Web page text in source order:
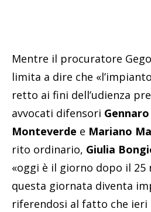
Mentre il procuratore
limita a dire che
retto ai fini dell’udienza
avvocati difensori
Monteverde e Mariano
rito ordinario, Giulia
«oggi è il giorno dopo il 25
questa giornata diventa
riferendosi al fatto che ieri